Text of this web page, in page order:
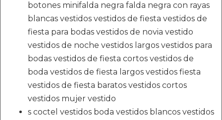
botones minifalda negra falda negra con rayas
blancas vestidos vestidos de fiesta vestidos de
fiesta para bodas vestidos de novia vestido
vestidos de noche vestidos largos vestidos para
bodas vestidos de fiesta cortos vestidos de
boda vestidos de fiesta largos vestidos fiesta
vestidos de fiesta baratos vestidos cortos
vestidos mujer vestido
s coctel vestidos boda vestidos blancos vestidos